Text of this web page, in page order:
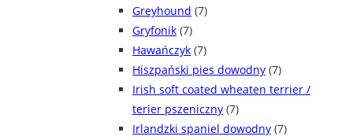
Greyhound (7)
Gryfonik (7)
Hawańczyk (7)
Hiszpański pies dowodny (7)
Irish soft coated wheaten terrier /
terier pszeniczny (7)
Irlandzki spaniel dowodny (7)